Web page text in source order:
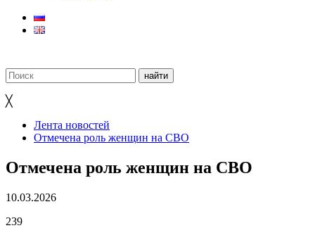
╳
Лента новостей
Отмечена роль женщин на СВО
Отмечена роль женщин на СВО
10.03.2026
239